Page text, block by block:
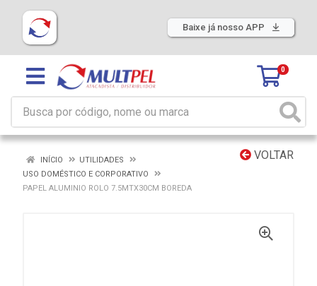
Baixe já nosso APP
0
VOLTAR
INÍCIO
UTILIDADES
USO DOMÉSTICO E CORPORATIVO
PAPEL ALUMINIO ROLO 7.5MTX30CM BOREDA